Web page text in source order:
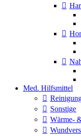
Med. Hilfsmittel
Sonstige
Wärme-